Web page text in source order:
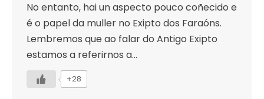
No entanto, hai un aspecto pouco coñecido e
é o papel da muller no Exipto dos Faraóns.
Lembremos que ao falar do Antigo Exipto
estamos a referirnos a…
+28